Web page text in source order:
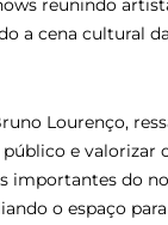
reunindo
a cena cultural
Lourenço,
e valorizar
importantes do
o espaço